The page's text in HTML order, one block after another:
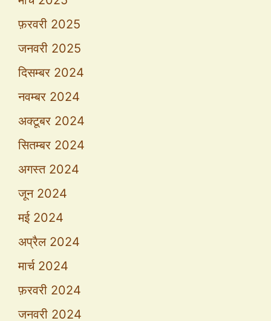
फ़रवरी 2025
जनवरी 2025
दिसम्बर 2024
नवम्बर 2024
अक्टूबर 2024
सितम्बर 2024
अगस्त 2024
जून 2024
मई 2024
अप्रैल 2024
मार्च 2024
फ़रवरी 2024
जनवरी 2024